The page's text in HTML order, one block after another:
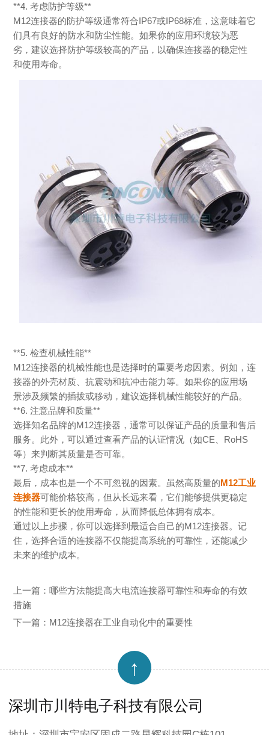
**4. 考虑防护等级**
M12连接器的防护等级通常符合IP67或IP68标准，这意味着它
们具有良好的防水和防尘性能。如果你的应用环境较为恶
劣，建议选择防护等级较高的产品，以确保连接器的稳定性
和使用寿命。
**5. 检查机械性能**
M12连接器的机械性能也是选择时的重要考虑因素。例如，连
接器的外壳材质、抗震动和抗冲击能力等。如果你的应用场
景涉及频繁的插拔或移动，建议选择机械性能较好的产品。
**6. 注意品牌和质量**
选择知名品牌的M12连接器，通常可以保证产品的质量和售后
服务。此外，可以通过查看产品的认证情况（如CE
RoHS
等）来判断其质量是否可靠。
**7. 考虑成本**
最后，成本也是一个不可忽视的因素。虽然高质量的M12工业
连接器可能价格较高，但从长远来看，它们能够提供更稳定
的性能和更长的使用寿命，从而降低总体拥有成本。
通过以上步骤，你可以选择到最适合自己的M12连接器。记
住，选择合适的连接器不仅能提高系统的可靠性，还能减少
未来的维护成本。
上一篇： 哪些方法能提高大电流连接器可靠性和寿命的有效
措施
下一篇： M12连接器在工业自动化中的重要性
↑
深圳市川特电子科技有限公司